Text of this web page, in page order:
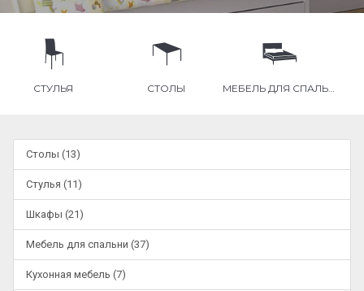
СТОЛЫ МЕБЕЛЬ ДЛЯ СПАЛЬНИ ШКАФЫ
Столы (13)
Стулья (11)
Шкафы (21)
Мебель для спальни (37)
Кухонная мебель (7)